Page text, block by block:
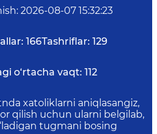
: 2026-08-07 15:32:23
166Tashriflar: 129
o‘rtacha vaqt: 112
xatoliklarni aniqlasangiz,
qilish uchun ularni belgilab,
tugmani bosing